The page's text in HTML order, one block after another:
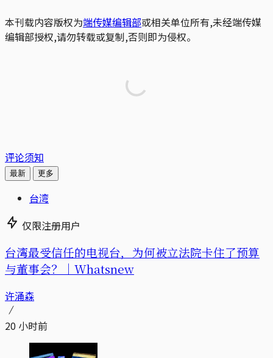
本刊载内容版权为端传媒编辑部或相关单位所有,未经端传媒
编辑部授权,请勿转载或复制,否则即为侵权。
评论须知
最新 更多
台湾
仅限注册用户
台湾最受信任的电视台，为何被立法院卡住了预算
与董事会？｜Whatsnew
许涌森
20 小时前